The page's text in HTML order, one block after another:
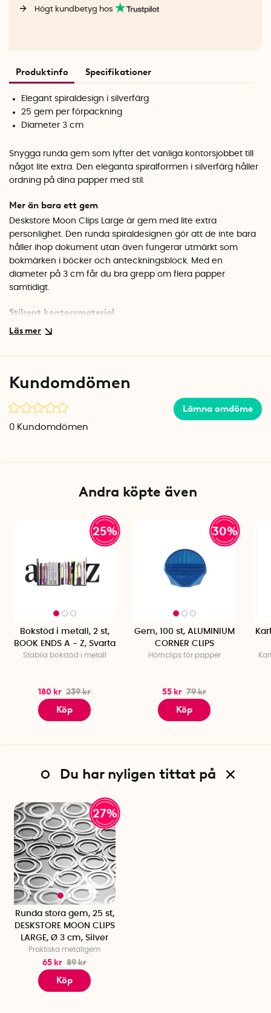
Högt kundbetyg hos
Produktinfo Specifikationer
Elegant spiraldesign i silverfärg
25 gem per förpackning
Diameter 3 cm
Snygga runda gem som lyfter det vanliga kontorsjobbet till
något lite extra. Den eleganta spiralformen i silverfärg håller
ordning på dina papper med stil.
Mer än bara ett gem
Deskstore Moon Clips Large är gem med lite extra
personlighet. Den runda spiraldesignen gör att de inte bara
håller ihop dokument utan även fungerar utmärkt som
bokmärken i böcker och anteckningsblock. Med en
diameter på 3 cm får du bra grepp om flera papper
samtidigt.
Stilrent kontorsmaterial
Det finns ingen anledning att nöja sig med tråkiga standard-
Specifikationer
Diameter: 3 cm
Material: Metall
Kundomdömen
Lämna omdöme
0 Kundomdömen
Andra köpte även
25%
Bokstöd i metall, 2 st,
BOOK ENDS A - Z, Svarta
Stabila bokstöd i metall
180 kr 239 kr
Köp
30%
Gem, 100 st, ALUMINIUM
CORNER CLIPS
Hörnclips för papper
55 kr 79 kr
Köp
Du har nyligen tittat på
27%
Runda stora gem, 25 st,
DESKSTORE MOON CLIPS
LARGE, Ø 3 cm, Silver
Praktiska metallgem
65 kr 89 kr
Köp